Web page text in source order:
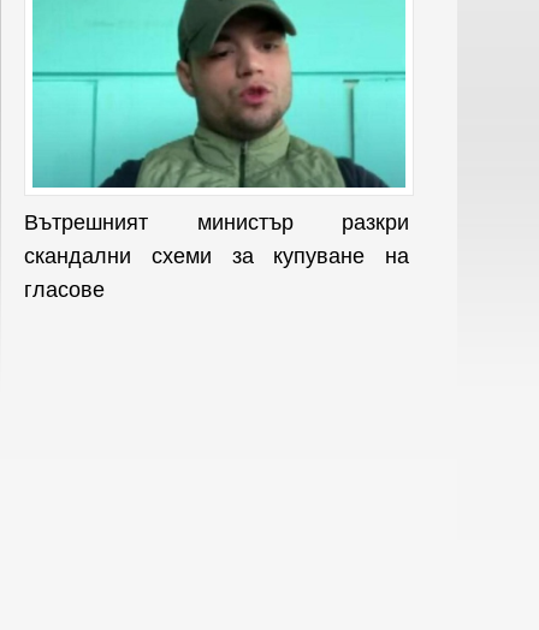
Вътрешният министър разкри
скандални схеми за купуване на
гласове